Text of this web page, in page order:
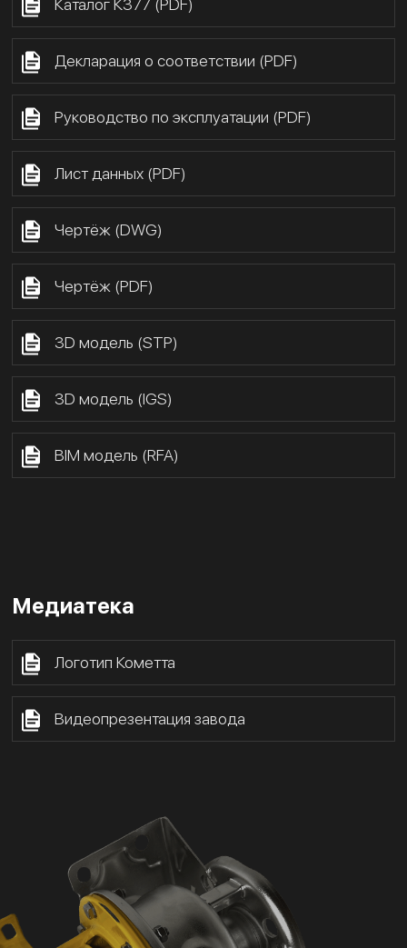
Каталог К377 (PDF)
Декларация о соответствии (PDF)
Руководство по эксплуатации (PDF)
Лист данных (PDF)
Чертёж (DWG)
Чертёж (PDF)
3D модель (STP)
3D модель (IGS)
BIM модель (RFA)
Медиатека
Логотип Кометта
Видеопрезентация завода